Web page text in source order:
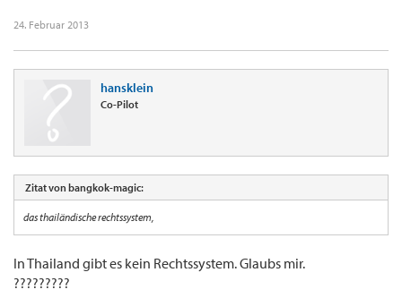
24. Februar 2013
hansklein
Co-Pilot
Zitat von bangkok-magic:
das thailändische rechtssystem,
In Thailand gibt es kein Rechtssystem. Glaubs mir.
?????????